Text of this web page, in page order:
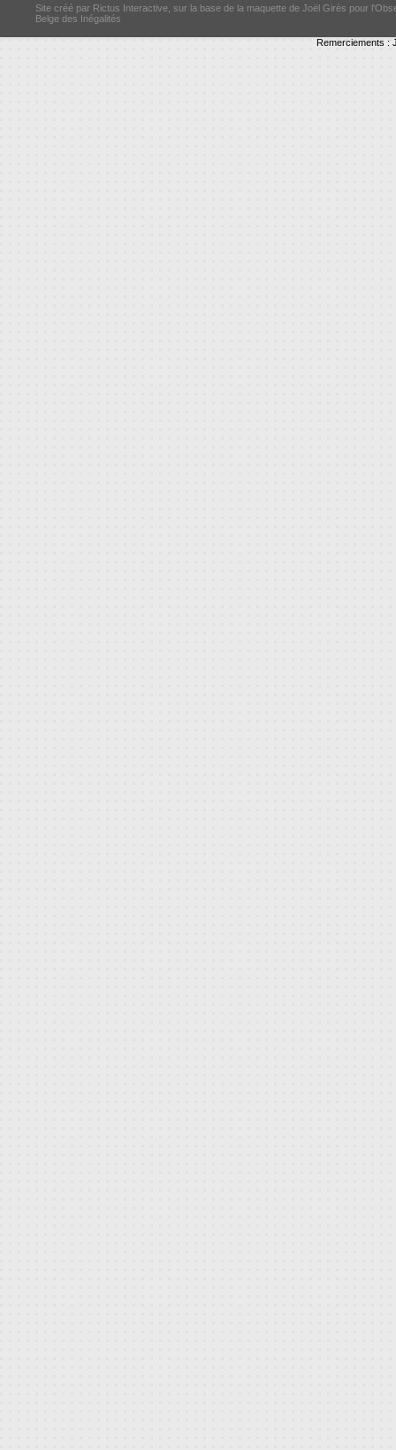
Site créé par Rictus Interactive, sur la base de la maquette de Joël Girès pour
Belge des Inégalités
Remerciements :